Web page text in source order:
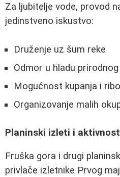
Za ljubitelje vode, provod
jedinstveno iskustvo:
Druženje uz šum reke
Odmor u hladu
Mogućnost kupanja i
Organizovanje malih
Planinski izleti i
Fruška gora i drugi
privlače izletnike Prvog